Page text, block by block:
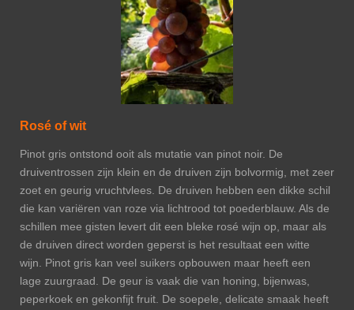
Rosé of wit
Pinot gris ontstond ooit als mutatie van pinot noir. De
druiventrossen zijn klein en de druiven zijn bolvormig, met zeer
zoet en geurig vruchtvlees. De druiven hebben een dikke schil
die kan variëren van roze via lichtrood tot poederblauw. Als de
schillen mee gisten levert dit een bleke rosé wijn op, maar als
de druiven direct worden geperst is het resultaat een witte
wijn. Pinot gris kan veel suikers opbouwen maar heeft een
lage zuurgraad. De geur is vaak die van honing, bijenwas,
peperkoek en gekonfijt fruit. De soepele, delicate smaak heeft